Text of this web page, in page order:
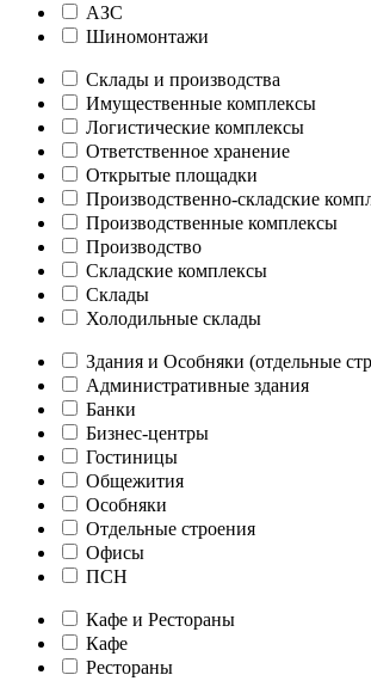
АЗС
Шиномонтажи
Склады и производства
Имущественные комплексы
Логистические комплексы
Ответственное хранение
Открытые площадки
Производственно-складские
Производственные комплексы
Производство
Складские комплексы
Склады
Холодильные склады
Здания и Особняки (отдельные
Административные здания
Банки
Бизнес-центры
Гостиницы
Общежития
Особняки
Отдельные строения
Офисы
ПСН
Кафе и Рестораны
Кафе
Рестораны